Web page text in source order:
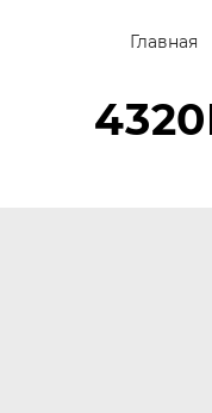
Главная